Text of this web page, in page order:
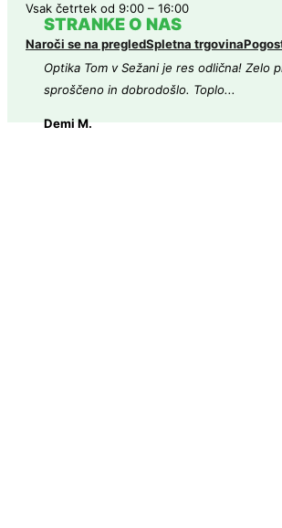
STRANKE O NAS
Optika Tom v Sežani je res odlična! Zelo
sproščeno in dobrodošlo. Toplo...
Demi M.
Vsak četrtek od 9:00 – 16:00
Naroči se na pregledSpletna trgovina